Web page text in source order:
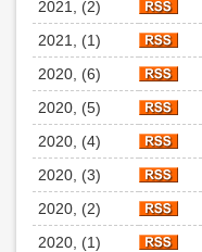
2021, (2)
2021, (1)
2020, (6)
2020, (5)
2020, (4)
2020, (3)
2020, (2)
2020, (1)